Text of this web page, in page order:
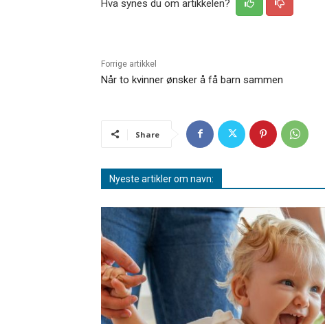
Hva synes du om artikkelen?
Forrige artikkel
Når to kvinner ønsker å få barn sammen
Share
Nyeste artikler om navn: